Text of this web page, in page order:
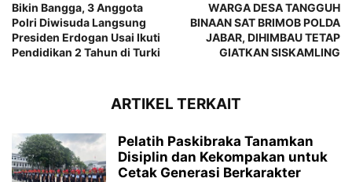
Bikin Bangga, 3 Anggota
Polri Diwisuda Langsung
Presiden Erdogan Usai Ikuti
Pendidikan 2 Tahun di Turki
WARGA DESA TANGGUH
BINAAN SAT BRIMOB POLDA
JABAR, DIHIMBAU TETAP
GIATKAN SISKAMLING
ARTIKEL TERKAIT
Pelatih Paskibraka Tanamkan
Disiplin dan Kekompakan untuk
Cetak Generasi Berkarakter